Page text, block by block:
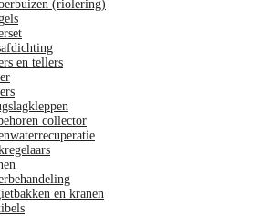
(riolering)
en tellers
collector
en kranen